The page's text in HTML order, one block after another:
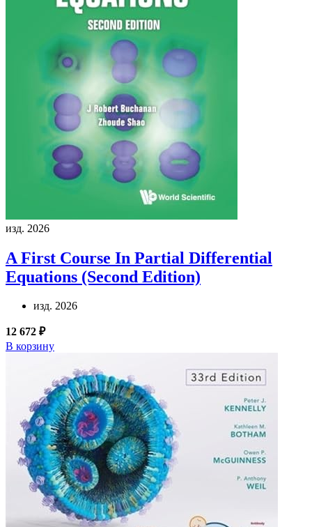
изд. 2026
A First Course In Partial Differential
Equations (Second Edition)
изд. 2026
12 672 ₽
В корзину